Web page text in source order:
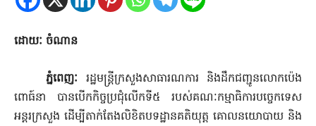
ដោយៈ ចំណាន
ភ្នំពេញៈ រដ្ឋមន្រ្តីក្រសួងសាធារណការ និងដឹកជញ្ជូនលោកប៉េង
ពោធ៍នា បានបើកកិច្ចប្រជុំលើកទី៥ របស់គណៈកម្មាធិការបច្ចេកទេស
អន្តរក្រសួង ដើម្បីតាក់តែងលិខិតបទដ្ឋានគតិយុត្ត គោលនយោបាយ និង